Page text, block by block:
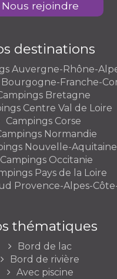
Nous rejoindre
destinations
Auvergne-Rhône-
Bourgogne-Franche-
Bretagne
Centre Val de Loire
Campings Corse
Normandie
Nouvelle-Aquitaine
Campings Occitanie
Pays de la Loire
Provence-Alpes-
thématiques
Bord de lac
Bord de rivière
Avec piscine